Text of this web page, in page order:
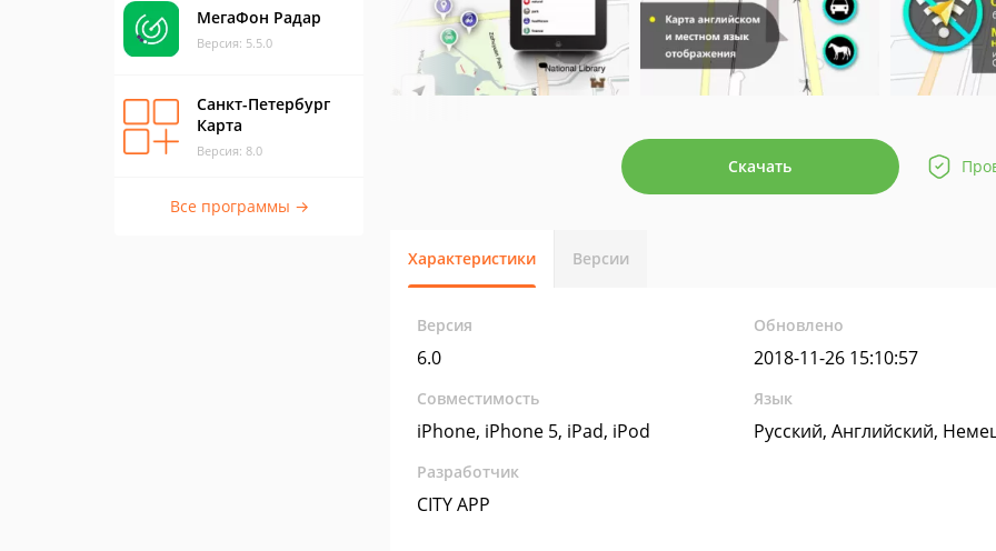
МегаФон Радар
Версия: 5.5.0
Санкт-Петербург
Карта
Версия: 8.0
Все программы →
Скачать
Характеристики Версии
Версия
6.0
Обновлено
2018-11-26 15:10:57
Совместимость
iPhone, iPhone 5, iPad, iPod
Язык
Русский, Английский,
Разработчик
CITY APP